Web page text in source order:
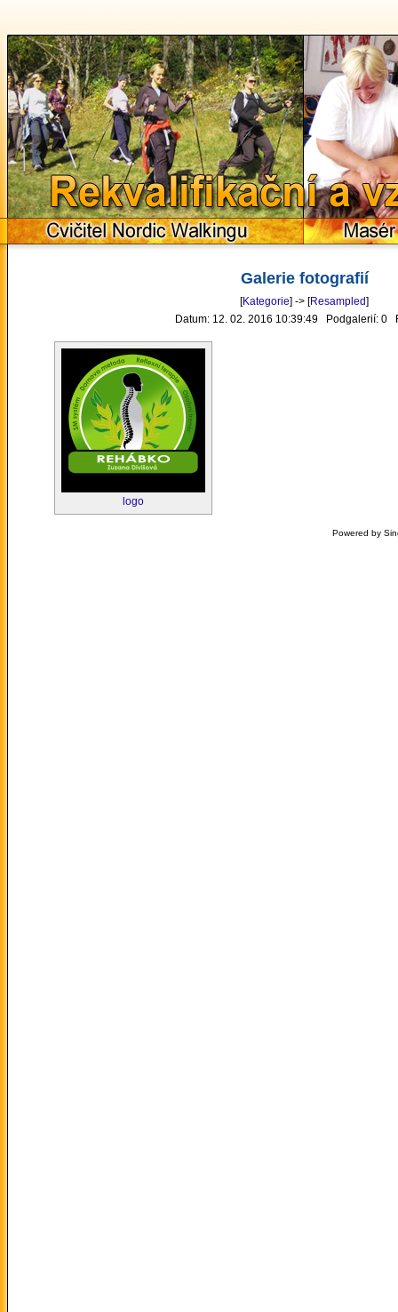
Cvičitel Nordic Walkingu Masér
Galerie fotografií
[Kategorie] -> [Resampled]
Datum: 12. 02. 2016 10:39:49 Podgalerií: 0
logo
Powered by